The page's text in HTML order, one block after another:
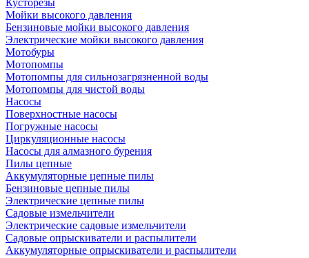
Кусторезы
Мойки высокого давления
Бензиновые мойки высокого давления
Электрические мойки высокого давления
Мотобуры
Мотопомпы
Мотопомпы для сильнозагрязненной воды
Мотопомпы для чистой воды
Насосы
Поверхностные насосы
Погружные насосы
Циркуляционные насосы
Насосы для алмазного бурения
Пилы цепные
Аккумуляторные цепные пилы
Бензиновые цепные пилы
Электрические цепные пилы
Садовые измельчители
Электрические садовые измельчители
Садовые опрыскиватели и распылители
Аккумуляторные опрыскиватели и распылители